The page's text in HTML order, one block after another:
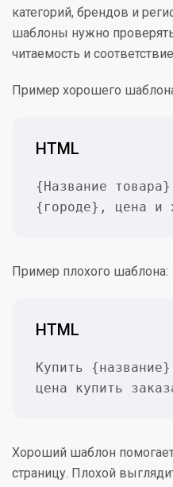
категорий, брендов и
шаблоны нужно
читаемость и
Пример хорошего
HTML
{Название
{городе}, цена и
Пример плохого шаблона:
HTML
Купить
цена купить
Хороший шаблон
страницу. Плохой